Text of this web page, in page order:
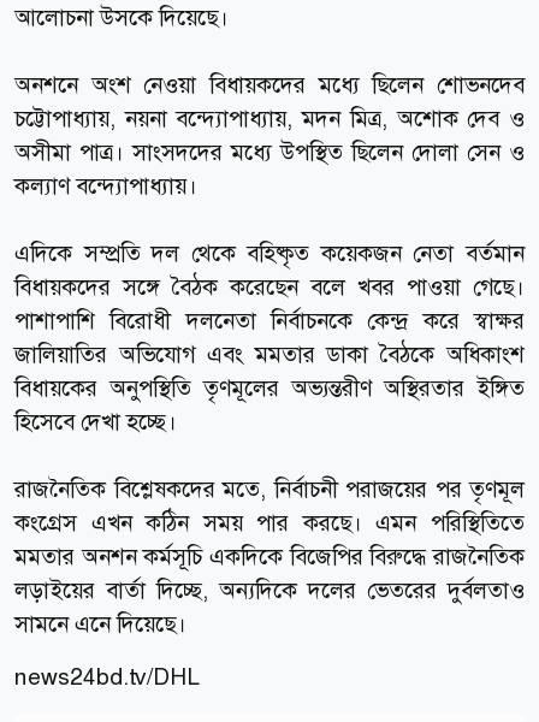
আলোচনা উসকে দিয়েছে।
অনশনে অংশ নেওয়া বিধায়কদের মধ্যে ছিলেন শোভনদেব
চট্টোপাধ্যায়, নয়না বন্দ্যোপাধ্যায়, মদন মিত্র, অশোক দেব ও
অসীমা পাত্র। সাংসদদের মধ্যে উপস্থিত ছিলেন দোলা সেন ও
কল্যাণ বন্দ্যোপাধ্যায়।
এদিকে সম্প্রতি দল থেকে বহিষ্কৃত কয়েকজন নেতা বর্তমান
বিধায়কদের সঙ্গে বৈঠক করেছেন বলে খবর পাওয়া গেছে।
পাশাপাশি বিরোধী দলনেতা নির্বাচনকে কেন্দ্র করে স্বাক্ষর
জালিয়াতির অভিযোগ এবং মমতার ডাকা বৈঠকে অধিকাংশ
বিধায়কের অনুপস্থিতি তৃণমূলের অভ্যন্তরীণ অস্থিরতার ইঙ্গিত
হিসেবে দেখা হচ্ছে।
রাজনৈতিক বিশ্লেষকদের মতে, নির্বাচনী পরাজয়ের পর তৃণমূল
কংগ্রেস এখন কঠিন সময় পার করছে। এমন পরিস্থিতিতে
মমতার অনশন কর্মসূচি একদিকে বিজেপির বিরুদ্ধে রাজনৈতিক
লড়াইয়ের বার্তা দিচ্ছে, অন্যদিকে দলের ভেতরের দুর্বলতাও
সামনে এনে দিয়েছে।
news24bd.tv/DHL